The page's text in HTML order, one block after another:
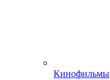
Кинофильмы